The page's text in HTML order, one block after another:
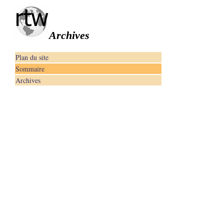
Archives
Plan du site
Sommaire
Archives